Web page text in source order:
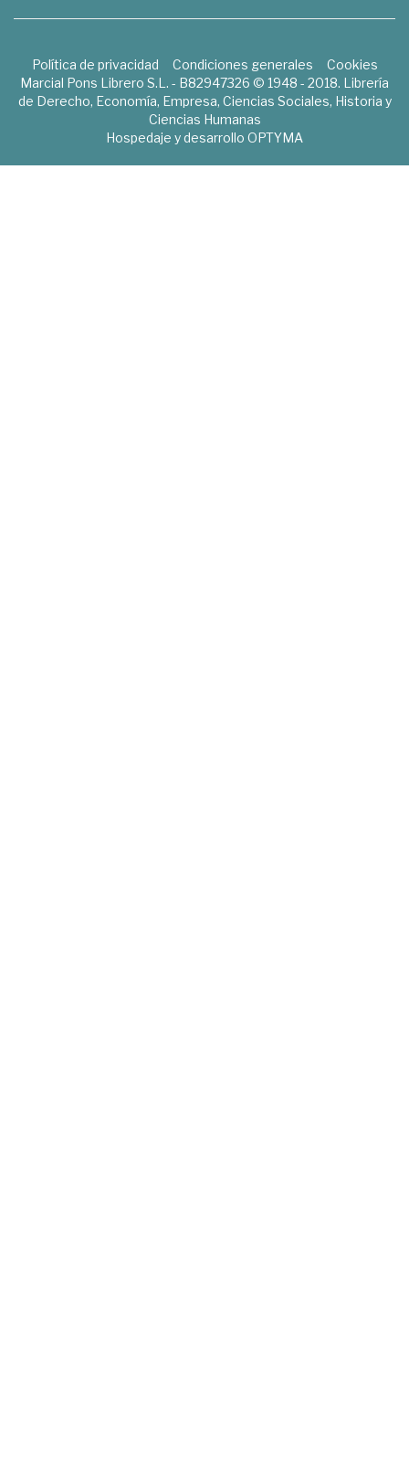
Política de privacidad Condiciones generales
Cookies
Marcial Pons Librero S.L. - B82947326 © 1948 - 2018. Librería
de Derecho, Economía, Empresa, Ciencias Sociales, Historia y
Ciencias Humanas
Hospedaje y desarrollo OPTYMA